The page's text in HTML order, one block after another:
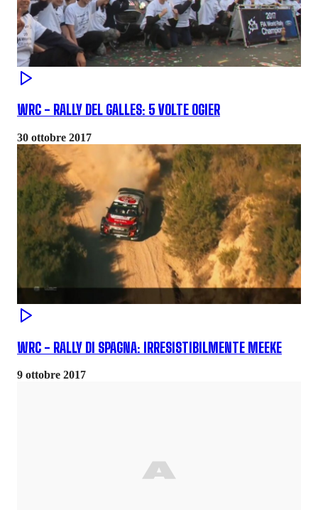
WRC - RALLY DEL GALLES: 5 VOLTE OGIER
30 ottobre 2017
WRC - RALLY DI SPAGNA: IRRESISTIBILMENTE MEEKE
9 ottobre 2017